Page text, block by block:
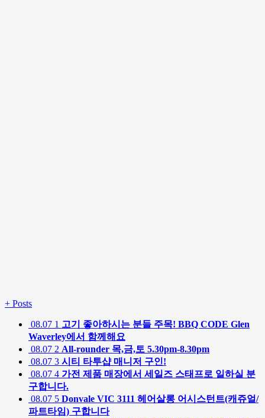
+ Posts
08.07 1 고기 좋아하시는 분들 주목! BBQ CODE Glen
Waverley에서 함께해요
08.07 2 All-rounder 목,금,토 5.30pm-8.30pm
08.07 3 시티 타투샵 매니저 구인!
08.07 4 가전 제품 매장에서 세일즈 스태프로 일하실 분
구합니다.
08.07 5 Donvale VIC 3111 헤어살롱 어시스턴트(캐쥬얼/
파트타임) 구합니다